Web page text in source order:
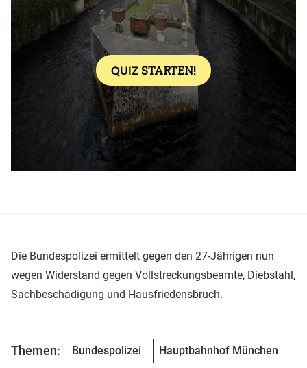
Die Bundespolizei ermittelt gegen den 27-Jährigen nun
wegen Widerstand gegen Vollstreckungsbeamte, Diebstahl,
Sachbeschädigung und Hausfriedensbruch.
Themen: Bundespolizei Hauptbahnhof München